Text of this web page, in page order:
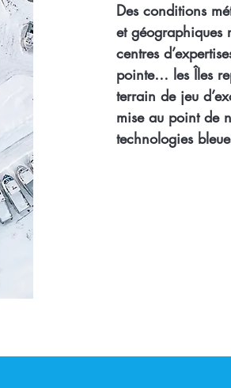
Des conditions
et géographiques
centres
pointe… les Îles
terrain de jeu
mise au point de
technologies